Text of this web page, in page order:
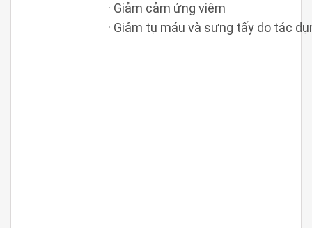
· Giảm cảm ứng viêm
· Giảm tụ máu và sưng tấy do tác